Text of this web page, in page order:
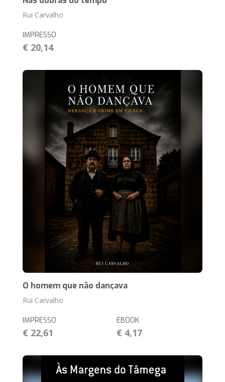
Rui Carvalho
IMPRESSO
€ 20,14
O homem que não dançava
Rui Carvalho
IMPRESSO
€ 22,61
EBOOK
€ 4,17